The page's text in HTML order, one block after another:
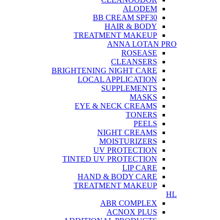
ALODEM
BB CREAM SPF30
HAIR & BODY
TREATMENT MAKEUP
ANNA LOTAN PRO
ROSEASE
CLEANSERS
BRIGHTENING NIGHT CARE
LOCAL APPLICATION
SUPPLEMENTS
MASKS
EYE & NECK CREAMS
TONERS
PEELS
NIGHT CREAMS
MOISTURIZERS
UV PROTECTION
TINTED UV PROTECTION
LIP CARE
HAND & BODY CARE
TREATMENT MAKEUP
HL
ABR COMPLEX
ACNOX PLUS